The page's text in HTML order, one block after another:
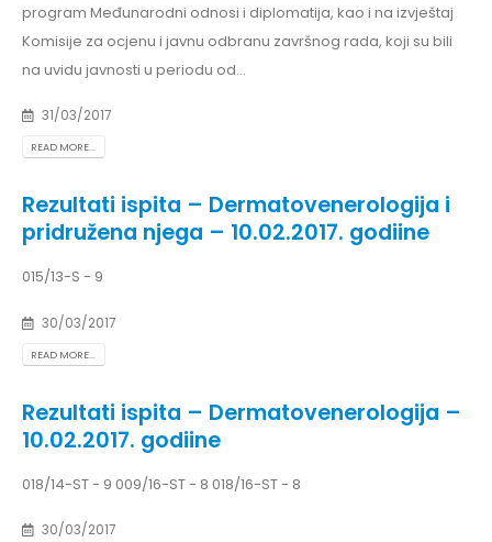
program Međunarodni odnosi i diplomatija, kao i na izvještaj
Komisije za ocjenu i javnu odbranu završnog rada, koji su bili
na uvidu javnosti u periodu od...
31/03/2017
READ MORE...
Rezultati ispita – Dermatovenerologija i
pridružena njega – 10.02.2017. godiine
015/13-S - 9
30/03/2017
READ MORE...
Rezultati ispita – Dermatovenerologija –
10.02.2017. godiine
018/14-ST - 9 009/16-ST - 8 018/16-ST - 8
30/03/2017